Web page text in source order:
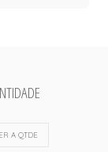
A QTDE